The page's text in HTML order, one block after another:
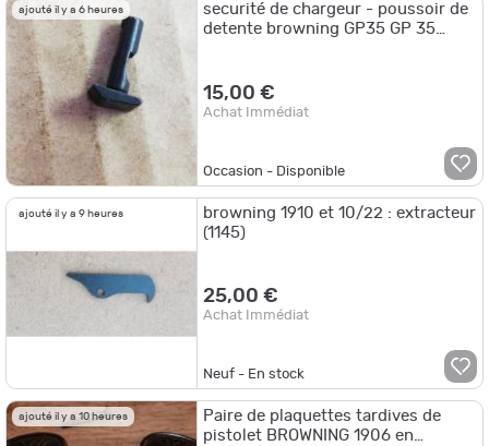
ajouté il y a 6 heures
securité de chargeur - poussoir de
detente browning GP35 GP 35
15,00 €
Achat Immédiat
Occasion - Disponible
ajouté il y a 9 heures
browning 1910 et 10/22 : extracteur
(1145)
25,00 €
Achat Immédiat
Neuf - En stock
ajouté il y a 10 heures
Paire de plaquettes tardives de
pistolet BROWNING 1906 en